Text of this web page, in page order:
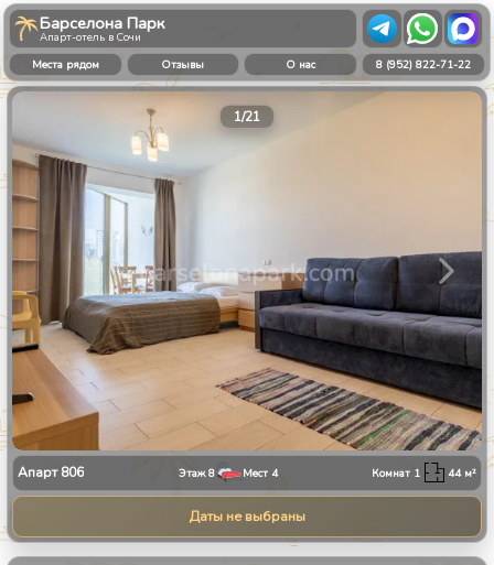
Барселона Парк
Апарт-отель в Сочи
Места рядом
Отзывы О нас 8 (952) 822-71-22
1/21
Апарт806 Этаж8 Мест 4 Комнат 1 44м²
Даты не выбраны